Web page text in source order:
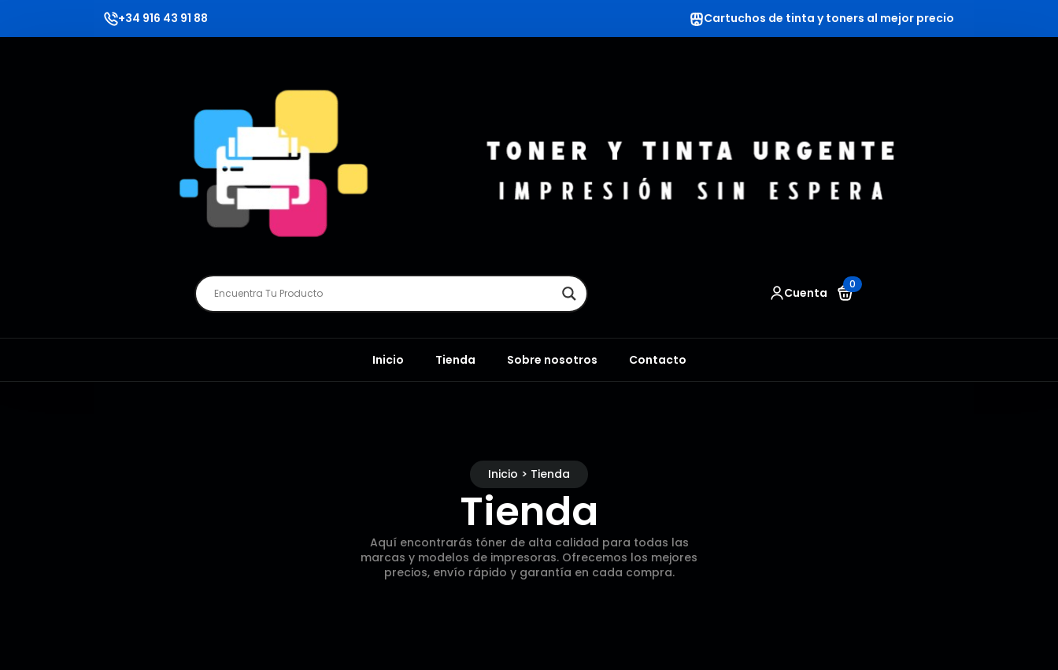
+34 916 43 91 88 Cartuchos de tinta y toners al mejor precio
Cuenta
0
Inicio Tienda Sobre nosotros Contacto
Inicio > Tienda
Tienda
Aquí encontrarás tóner de alta calidad para todas las
marcas y modelos de impresoras. Ofrecemos los mejores
precios, envío rápido y garantía en cada compra.